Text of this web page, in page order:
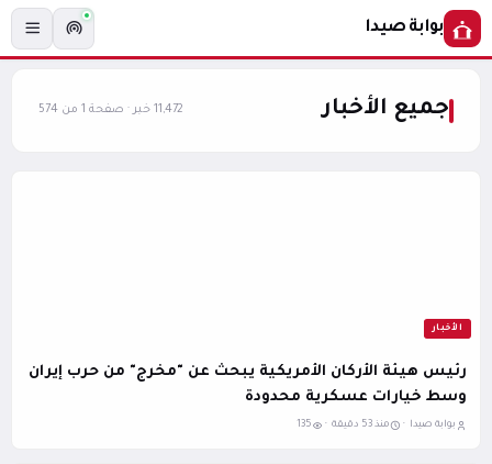
بوابة صيدا
جميع الأخبار 11,472 خبر · صفحة 1 من 574
الأخبار
رئيس هيئة الأركان الأمريكية يبحث عن "مخرج" من حرب إيران
وسط خيارات عسكرية محدودة
بوابة صيدا · منذ 53 دقيقة · 135